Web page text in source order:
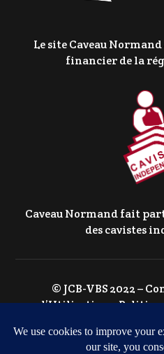
Le site Caveau
financier de la
Caveau Normand fait
des cavistes
© JCB-VBS 2022 –
d’Utilisation–